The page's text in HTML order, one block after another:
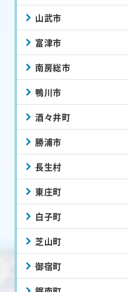
山武市
富津市
南房総市
鴨川市
酒々井町
勝浦市
長生村
東庄町
白子町
芝山町
御宿町